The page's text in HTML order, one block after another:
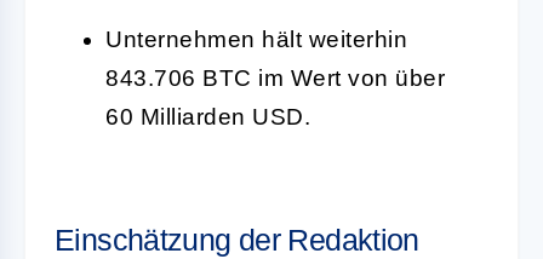
Unternehmen hält weiterhin
843.706 BTC im Wert von über
60 Milliarden USD.
Einschätzung der Redaktion